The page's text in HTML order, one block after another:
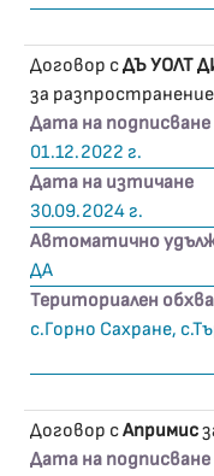
Договор сДЪ УОЛТ
за
Дата на подписване
01.12.2022 г.
Дата на изтичане
30.09.2024 г.
Автоматично
ДА
Териториален
с.Горно Сахране,
Договор сАпримис
Дата на подписване